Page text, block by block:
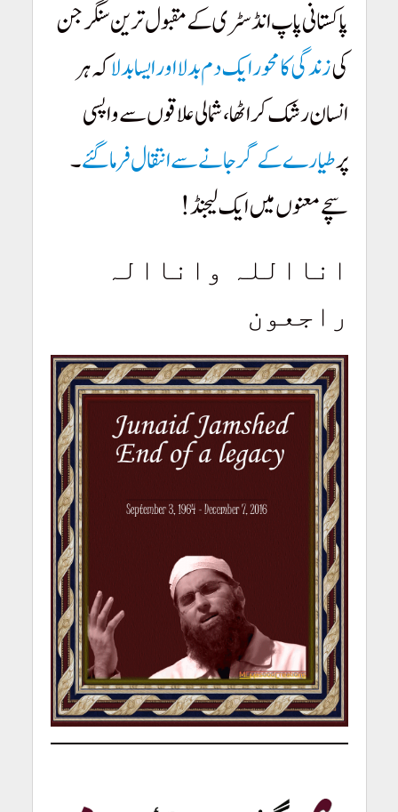
پاکستانی پاپ انڈسٹری کے مقبول ترین سنگر جن
کیزندگی کا محور ایک دم بدلا اور ایسا بدلاکہ ہر
انسان رشک کر اٹھا، شمالی علاقوں سے واپسی
پرطیارے کے گر جانے سے انتقال فرما گئے۔
سچے معنوں میں ایک لیجنڈ!
انااللہ واناالہ
راجعون